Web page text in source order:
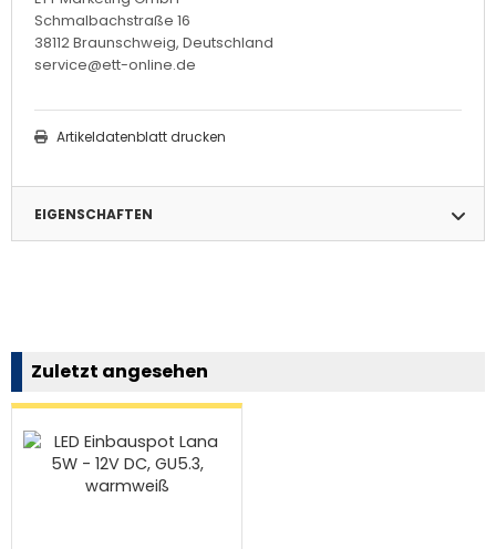
Schmalbachstraße 16
38112 Braunschweig, Deutschland
service@ett-online.de
Artikeldatenblatt drucken
EIGENSCHAFTEN
Zuletzt angesehen